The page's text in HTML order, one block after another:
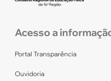
Acesso a
Portal Transparência
Ouvidoria